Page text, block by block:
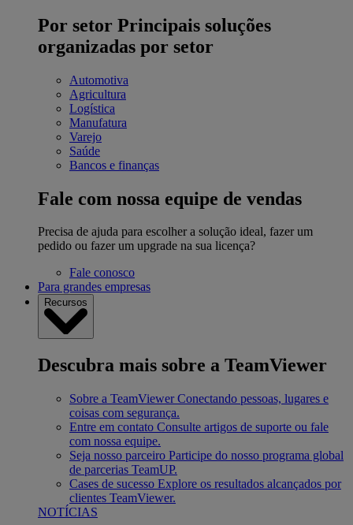
Por setor Principais soluções
organizadas por setor
Automotiva
Agricultura
Logística
Manufatura
Varejo
Saúde
Bancos e finanças
Fale com nossa equipe de vendas
Precisa de ajuda para escolher a solução ideal, fazer um
pedido ou fazer um upgrade na sua licença?
Fale conosco
Para grandes empresas
Recursos
Descubra mais sobre a TeamViewer
Sobre a TeamViewer Conectando pessoas, lugares e
coisas com segurança.
Entre em contato Consulte artigos de suporte ou fale
com nossa equipe.
Seja nosso parceiro Participe do nosso programa global
de parcerias TeamUP.
Cases de sucesso Explore os resultados alcançados por
clientes TeamViewer.
NOTÍCIAS